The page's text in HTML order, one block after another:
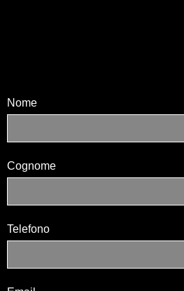
Nome
Cognome
Telefono